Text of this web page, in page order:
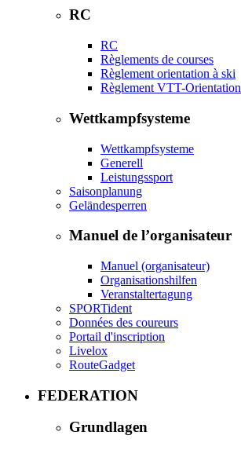
RC
RC
Règlements de courses
Règlement orientation à ski
Règlement VTT-Orientation
Wettkampfsysteme
Wettkampfsysteme
Generell
Leistungssport
Saisonplanung
Geländesperren
Manuel de l’organisateur
Manuel (organisateur)
Organisationshilfen
Veranstaltertagung
SPORTident
Données des coureurs
Portail d'inscription
Livelox
RouteGadget
FEDERATION
Grundlagen